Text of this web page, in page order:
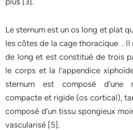
Le sternum est un os long et plat
les côtes de la cage thoracique . Il
de long et est constitué de trois
le corps et la l’appendice
sternum est composé d’une
compacte et rigide (os cortical),
composé d’un tissu spongieux
vascularisé [5].